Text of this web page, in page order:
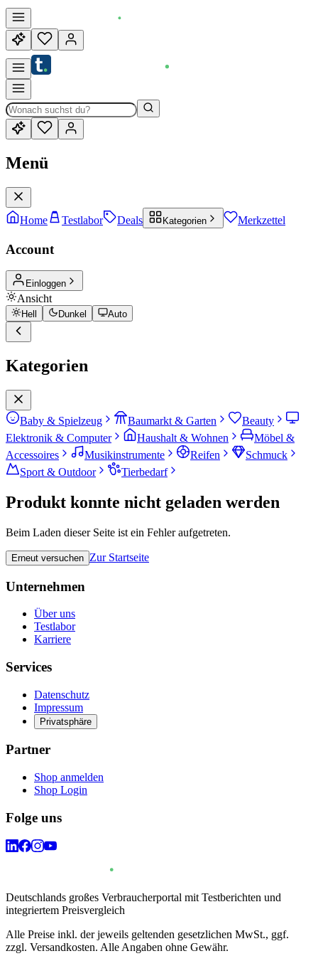
Menü
Home Testlabor Deals Kategorien Merkzettel
Account
Einloggen
Ansicht
Hell Dunkel Auto
Kategorien
Baby & Spielzeug Baumarkt & Garten
Beauty
Elektronik & Computer
Haushalt & Wohnen
Möbel &
Accessoires
Musikinstrumente Reifen
Schmuck
Sport & Outdoor
Tierbedarf
Produkt konnte nicht geladen werden
Beim Laden dieser Seite ist ein Fehler aufgetreten.
Erneut versuchen Zur Startseite
Unternehmen
Über uns
Testlabor
Karriere
Services
Datenschutz
Impressum
Privatsphäre
Partner
Shop anmelden
Shop Login
Folge uns
Deutschlands großes Verbraucherportal mit Testberichten und
integriertem Preisvergleich
Alle Preise inkl. der jeweils geltenden gesetzlichen MwSt., ggf.
zzgl. Versandkosten. Alle Angaben ohne Gewähr.